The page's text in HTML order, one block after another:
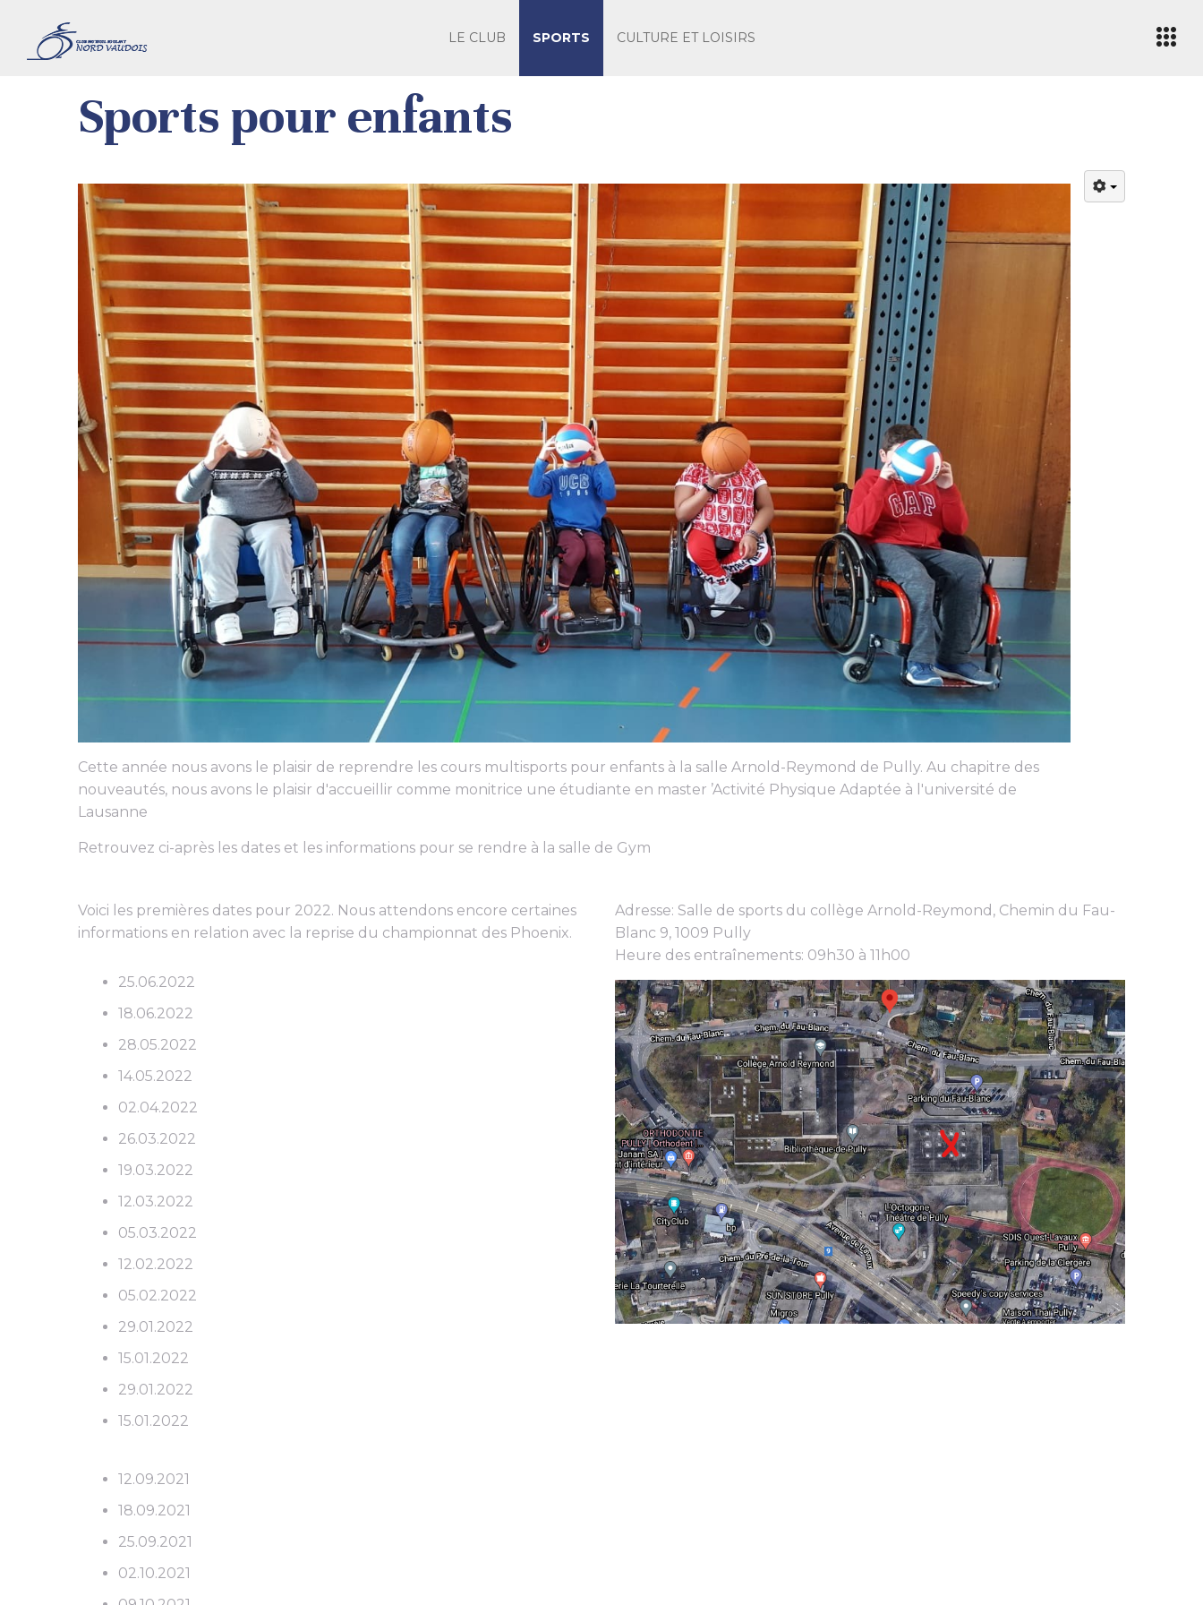
LE CLUB SPORTS CULTURE ET LOISIRS
Sports pour enfants
Cette année nous avons le plaisir de reprendre les cours multisports pour enfants à la salle Arnold-Reymond de Pully. Au chapitre des
nouveautés, nous avons le plaisir d'accueillir comme monitrice une étudiante en master ’Activité Physique Adaptée à l'université de
Lausanne
Retrouvez ci-après les dates et les informations pour se rendre à la salle de Gym
Voici les premières dates pour 2022. Nous attendons encore certaines
informations en relation avec la reprise du championnat des Phoenix.
25.06.2022
18.06.2022
28.05.2022
14.05.2022
02.04.2022
26.03.2022
19.03.2022
12.03.2022
05.03.2022
12.02.2022
05.02.2022
29.01.2022
15.01.2022
29.01.2022
15.01.2022
12.09.2021
18.09.2021
25.09.2021
02.10.2021
Adresse: Salle de sports du collège Arnold-Reymond, Chemin du Fau-
Blanc 9, 1009 Pully
Heure des entraînements: 09h30 à 11h00